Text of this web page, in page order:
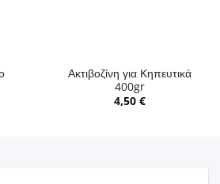
Ακτιβοζίνη για Κηπευτικά
400gr
4,50 €